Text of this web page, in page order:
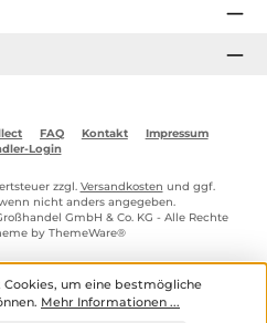
FAQ Kontakt
Impressum
Login
zzgl. Versandkosten und ggf.
nicht anders angegeben.
GmbH & Co. KG - Alle Rechte
by ThemeWare®
um eine bestmögliche
Mehr Informationen ...